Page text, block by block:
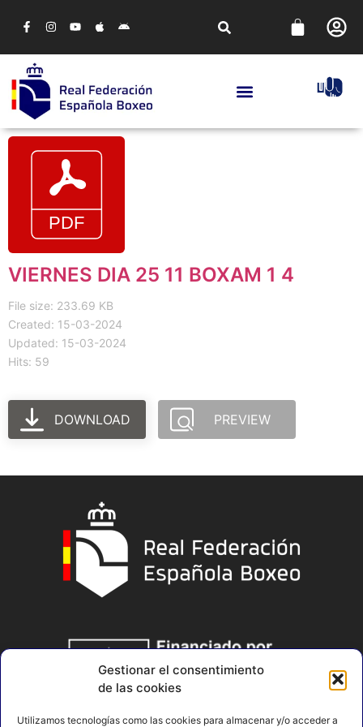
Gestionar el consentimiento
de las cookies
Utilizamos tecnologías como las cookies para almacenar y/o acceder a
VIERNES DIA 25 11 BOXAM 1 4
File size: 233.69 KB
Created: 15-03-2024
Updated: 15-03-2024
Hits: 59
DOWNLOAD PREVIEW